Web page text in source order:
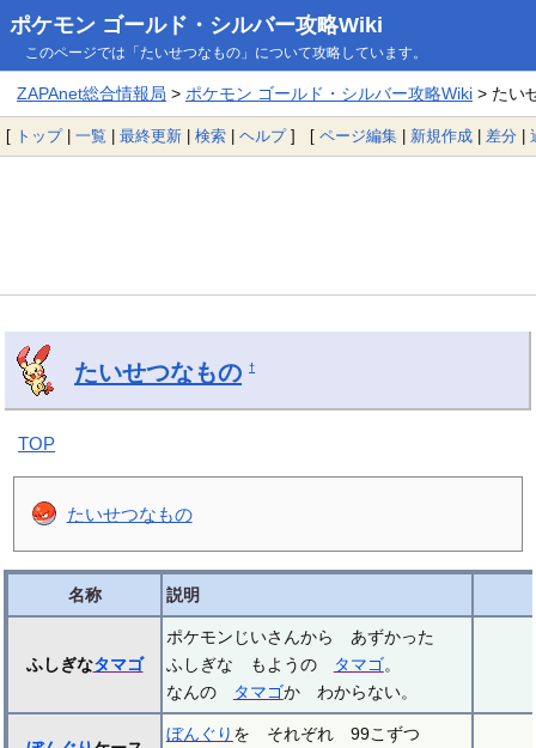
ポケモン ゴールド・シルバー攻略Wiki
このページでは「たいせつなもの」について攻略しています。
ZAPAnet総合情報局 > ポケモン ゴールド・シルバー攻略Wiki> たい
[ トップ| 一覧 | 最終更新 | 検索 | ヘルプ] [ ページ編集 | 新規作成 | 差分 |
たいせつなもの †
TOP
たいせつなもの
名称 説明
ふしぎなタマゴ
ポケモンじいさんから あずかった
ふしぎな もようの
タマゴ。
なんの
タマゴか わからない。
ぼんぐり を それぞれ 99こずつ